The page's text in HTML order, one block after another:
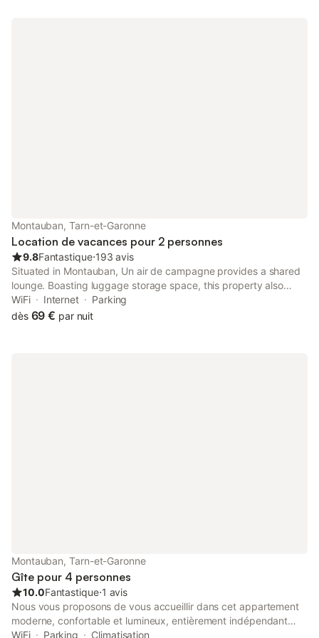
Montauban, Tarn-et-Garonne
Location de vacances pour 2 personnes
9.8Fantastique⋅193 avis
Situated in Montauban, Un air de campagne provides a shared
lounge. Boasting luggage storage space, this property also
provides guests with a picnic area. The bed and breakfast
features rooms with air conditioning, free private parking and
WiFi Internet
Parking
dès 69 € par nuit
Montauban, Tarn-et-Garonne
Gîte pour 4 personnes
10.0Fantastique⋅1 avis
Nous vous proposons de vous accueillir dans cet appartement
moderne, confortable et lumineux, entièrement indépendant
mais mitoyen à notre maison en bois que nous avons construite
WiFi Parking
Climatisation